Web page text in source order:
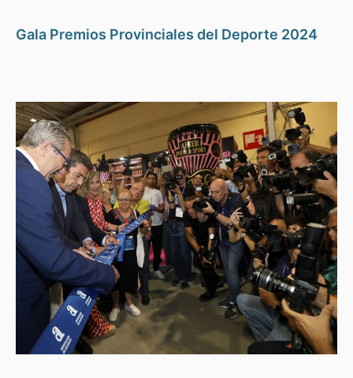
Gala Premios Provinciales del Deporte 2024